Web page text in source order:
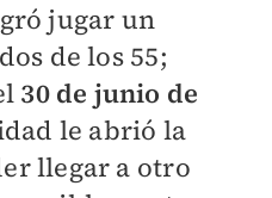
jugar un
de los 55;
30 de junio de
le abrió la
llegar a otro